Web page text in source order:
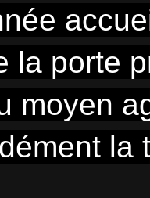
la porte
moyen
la